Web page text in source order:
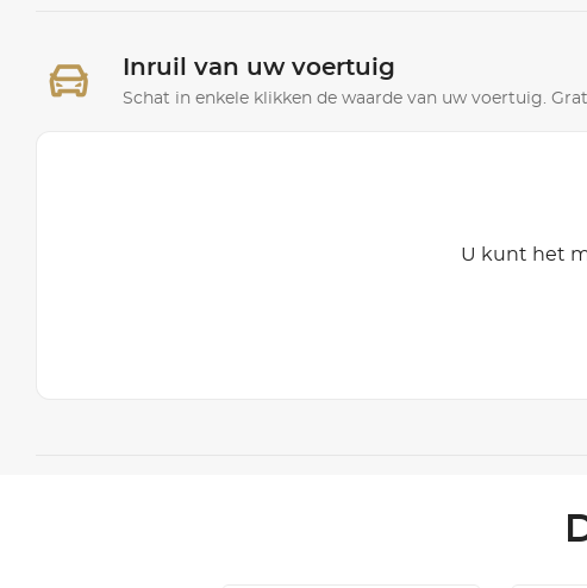
Inruil van uw voertuig
Schat in enkele klikken de waarde van uw voertuig.
U kunt het